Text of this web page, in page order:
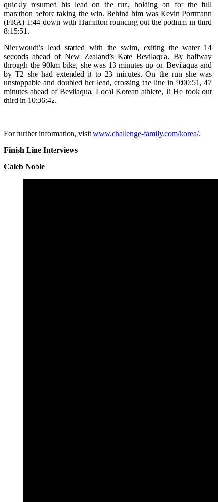
quickly resumed his lead on the run, holding on for the full
marathon before taking the win. Behind him was Kevin Portmann
(FRA) 1:44 down with Hamilton rounding out the podium in third
8:15:51.
Nieuwoudt’s lead started with the swim, exiting the water 14
seconds ahead of New Zealand’s Kate Bevilaqua. By halfway
through the 90km bike, she was 13 minutes up on Bevilaqua and
by T2 she had extended it to 23 minutes. On the run she was
unstoppable and doubled her lead, crossing the line in 9:00:51, 47
minutes ahead of Bevilaqua. Local Korean athlete, Ji Ho took out
third in 10:36:42.
For further information, visit www.challenge-family.com/korea/.
Finish Line Interviews
Caleb Noble